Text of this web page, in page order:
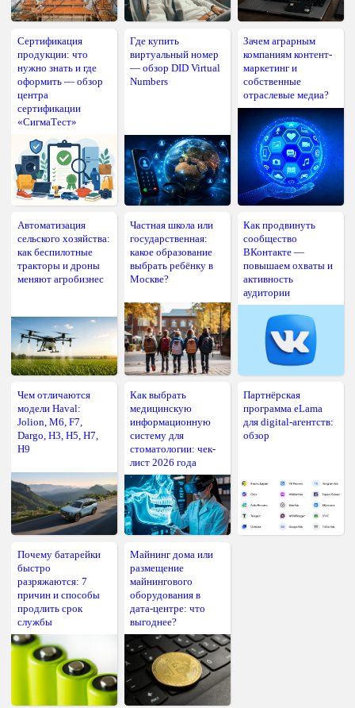
Сертификация
продукции: что
нужно знать и где
оформить — обзор
центра
сертификации
«СигмаТест»
Где купить
виртуальный номер
— обзор DID Virtual
Numbers
Зачем аграрным
компаниям контент-
маркетинг и
собственные
отраслевые медиа?
Автоматизация
сельского хозяйства:
как беспилотные
тракторы и дроны
меняют агробизнес
Частная школа или
государственная:
какое образование
выбрать ребёнку в
Москве?
Как продвинуть
сообщество
ВКонтакте —
повышаем охваты и
активность
аудитории
Чем отличаются
модели Haval:
Jolion, M6, F7,
Dargo, H3, H5, H7,
H9
Как выбрать
медицинскую
информационную
систему для
стоматологии: чек-
лист 2026 года
Партнёрская
программа eLama
для digital-агентств:
обзор
Почему батарейки
быстро
разряжаются: 7
причин и способы
продлить срок
службы
Майнинг дома или
размещение
майнингового
оборудования в
дата-центре: что
выгоднее?